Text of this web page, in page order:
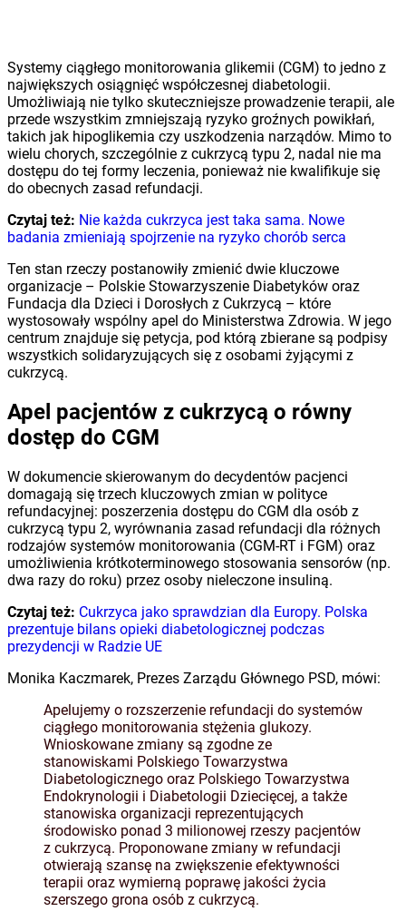
Systemy ciągłego monitorowania glikemii (CGM) to jedno z
największych osiągnięć współczesnej diabetologii.
Umożliwiają nie tylko skuteczniejsze prowadzenie terapii, ale
przede wszystkim zmniejszają ryzyko groźnych powikłań,
takich jak hipoglikemia czy uszkodzenia narządów. Mimo to
wielu chorych, szczególnie z cukrzycą typu 2, nadal nie ma
dostępu do tej formy leczenia, ponieważ nie kwalifikuje się
do obecnych zasad refundacji.
Czytaj też: Nie każda cukrzyca jest taka sama. Nowe
badania zmieniają spojrzenie na ryzyko chorób serca
Ten stan rzeczy postanowiły zmienić dwie kluczowe
organizacje – Polskie Stowarzyszenie Diabetyków oraz
Fundacja dla Dzieci i Dorosłych z Cukrzycą – które
wystosowały wspólny apel do Ministerstwa Zdrowia. W jego
centrum znajduje się petycja, pod którą zbierane są podpisy
wszystkich solidaryzujących się z osobami żyjącymi z
cukrzycą.
Apel pacjentów z cukrzycą o równy
dostęp do CGM
W dokumencie skierowanym do decydentów pacjenci
domagają się trzech kluczowych zmian w polityce
refundacyjnej: poszerzenia dostępu do CGM dla osób z
cukrzycą typu 2, wyrównania zasad refundacji dla różnych
rodzajów systemów monitorowania (CGM-RT i FGM) oraz
umożliwienia krótkoterminowego stosowania sensorów (np.
dwa razy do roku) przez osoby nieleczone insuliną.
Czytaj też: Cukrzyca jako sprawdzian dla Europy. Polska
prezentuje bilans opieki diabetologicznej podczas
prezydencji w Radzie UE
Monika Kaczmarek, Prezes Zarządu Głównego PSD, mówi:
Apelujemy o rozszerzenie refundacji do systemów
ciągłego monitorowania stężenia glukozy.
Wnioskowane zmiany są zgodne ze
stanowiskami Polskiego Towarzystwa
Diabetologicznego oraz Polskiego Towarzystwa
Endokrynologii i Diabetologii Dziecięcej, a także
stanowiska organizacji reprezentujących
środowisko ponad 3 milionowej rzeszy pacjentów
z cukrzycą. Proponowane zmiany w refundacji
otwierają szansę na zwiększenie efektywności
terapii oraz wymierną poprawę jakości życia
szerszego grona osób z cukrzycą.